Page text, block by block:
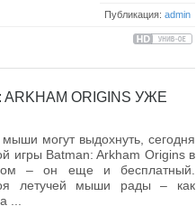
Публикация: admin
ORIGINS УЖЕ
могут выдохнуть, сегодня
игры Batman: Arkham Origins в
– он еще и бесплатный.
летучей мыши рады – как
...